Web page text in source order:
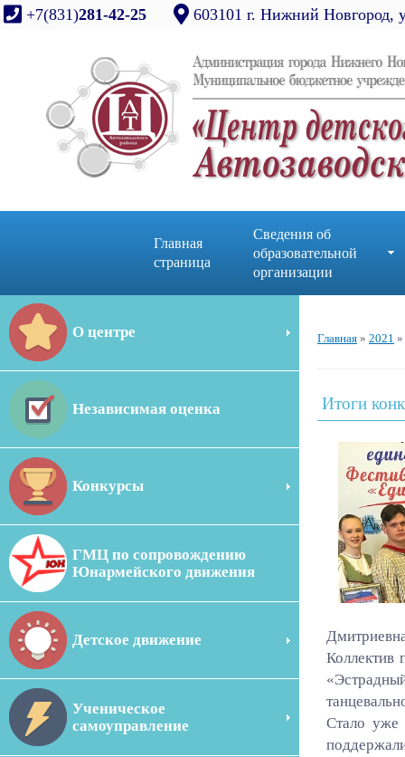
+7(831)281-42-25 603101 г. Нижний Новгород,
Главная
страница
Сведения об
образовательной
организации
О центре
Независимая оценка
Конкурсы
ГМЦ по сопровождению
Юнармейского движения
Детское движение
Ученическое
самоуправление
Главная » 2021 »
Итоги
Коллектив
Стало уже